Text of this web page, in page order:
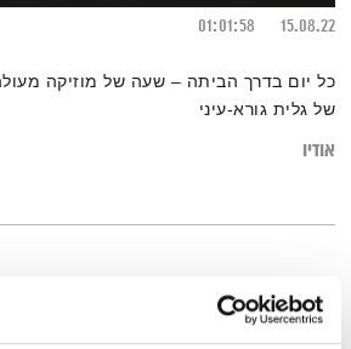
15.08.22
01:01:58
כל יום בדרך הביתה – שעה של מוזיקה
של גלית גורא-עיני
אודיו